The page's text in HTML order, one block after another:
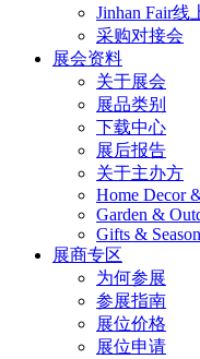
Jinhan Fair线
采购对接会
展会资料
关于展会
展品类别
下载中心
展后报告
关于主办方
Home Decor
Garden &
Gifts &
展商专区
为何参展
参展指南
展位价格
展位申请